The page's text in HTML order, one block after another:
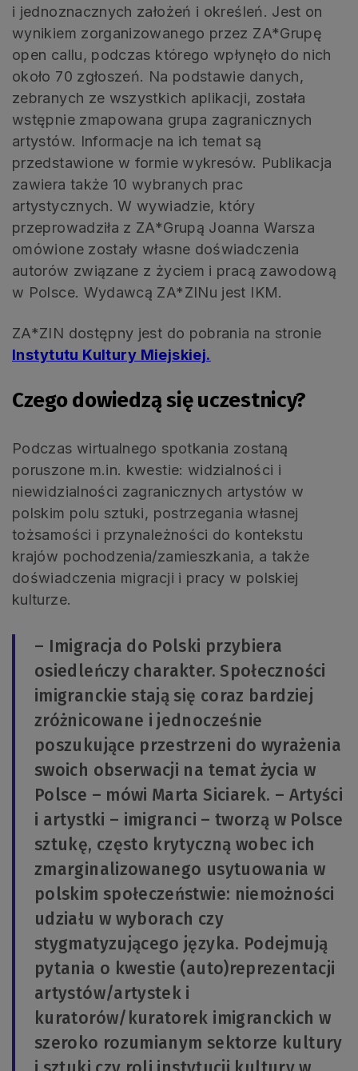
i jednoznacznych założeń i określeń. Jest on
wynikiem zorganizowanego przez ZA*Grupę
open callu, podczas którego wpłynęło do nich
około 70 zgłoszeń. Na podstawie danych,
zebranych ze wszystkich aplikacji, została
wstępnie zmapowana grupa zagranicznych
artystów. Informacje na ich temat są
przedstawione w formie wykresów. Publikacja
zawiera także 10 wybranych prac
artystycznych. W wywiadzie, który
przeprowadziła z ZA*Grupą Joanna Warsza
omówione zostały własne doświadczenia
autorów związane z życiem i pracą zawodową
w Polsce. Wydawcą ZA*ZINu jest IKM.
ZA*ZIN dostępny jest do pobrania na stronie
Instytutu Kultury Miejskiej.
Czego dowiedzą się uczestnicy?
Podczas wirtualnego spotkania zostaną
poruszone m.in. kwestie: widzialności i
niewidzialności zagranicznych artystów w
polskim polu sztuki, postrzegania własnej
tożsamości i przynależności do kontekstu
krajów pochodzenia/zamieszkania, a także
doświadczenia migracji i pracy w polskiej
kulturze.
– Imigracja do Polski przybiera
osiedleńczy charakter. Społeczności
imigranckie stają się coraz bardziej
zróżnicowane i jednocześnie
poszukujące przestrzeni do wyrażenia
swoich obserwacji na temat życia w
Polsce – mówi Marta Siciarek. – Artyści
i artystki – imigranci – tworzą w Polsce
sztukę, często krytyczną wobec ich
zmarginalizowanego usytuowania w
polskim społeczeństwie: niemożności
udziału w wyborach czy
stygmatyzującego języka. Podejmują
pytania o kwestie (auto)reprezentacji
artystów/artystek i
kuratorów/kuratorek imigranckich w
szeroko rozumianym sektorze kultury